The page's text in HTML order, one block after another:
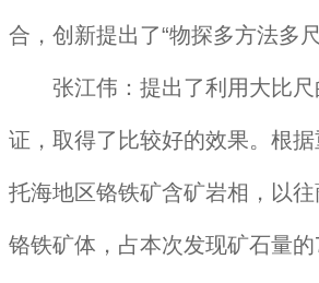
合，创新提出了“物探多方法多
张江伟：提出了利用大比尺
证，取得了比较好的效果。根
托海地区铬铁矿含矿岩相，以
铬铁矿体，占本次发现矿石量